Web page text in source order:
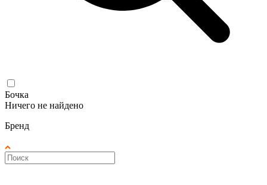
Бочка
Ничего не найдено
Бренд